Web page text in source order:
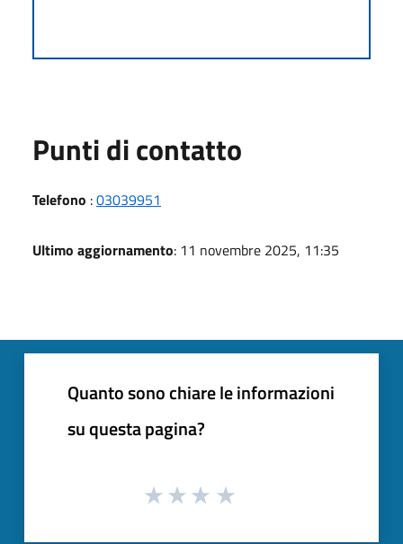
Punti di contatto
Telefono :03039951
Ultimo aggiornamento: 11 novembre 2025, 11:35
Quanto sono chiare le informazioni
su questa pagina?